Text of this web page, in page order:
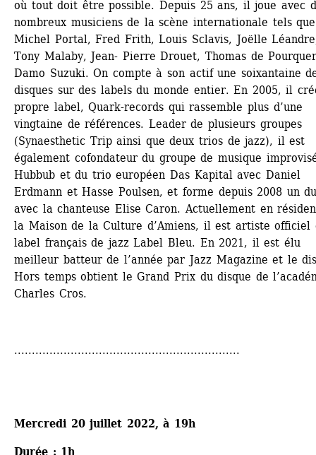
où tout doit être possible. Depuis 25 ans, il joue avec
nombreux musiciens de la scène internationale tels que
Michel Portal, Fred Frith, Louis Sclavis, Joëlle
Tony Malaby, Jean- Pierre Drouet, Thomas de
Damo Suzuki. On compte à son actif une soixantaine
disques sur des labels du monde entier. En 2005, il
propre label, Quark-records qui rassemble plus d’une
vingtaine de références. Leader de plusieurs groupes
(Synaesthetic Trip ainsi que deux trios de jazz), il est
également cofondateur du groupe de musique
Hubbub et du trio européen Das Kapital avec Daniel
Erdmann et Hasse Poulsen, et forme depuis 2008 un
avec la chanteuse Elise Caron. Actuellement en
la Maison de la Culture d’Amiens, il est artiste officiel
label français de jazz Label Bleu. En 2021, il est élu
meilleur batteur de l’année par Jazz Magazine et le
Hors temps obtient le Grand Prix du disque de
Charles Cros.
................................................................
Mercredi 20 juillet 2022, à 19h
Durée : 1h